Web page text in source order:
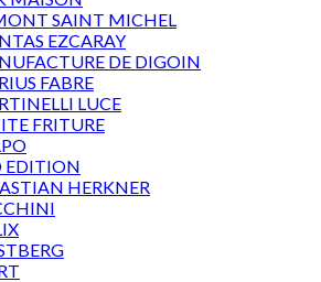
SAINT MICHEL
EZCARAY
DE DIGOIN
FABRE
LUCE
FRITURE
EDITION
HERKNER